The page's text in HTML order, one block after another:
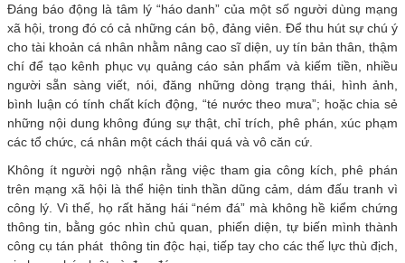
Đáng báo động là tâm lý “háo danh” của một số người dùng mạng
xã hội, trong đó có cả những cán bộ, đảng viên. Để thu hút sự chú ý
cho tài khoản cá nhân nhằm nâng cao sĩ diện, uy tín bản thân, thậm
chí để tạo kênh phục vụ quảng cáo sản phẩm và kiếm tiền, nhiều
người sẵn sàng viết, nói, đăng những dòng trạng thái, hình ảnh,
bình luận có tính chất kích động, “té nước theo mưa”; hoặc chia sẻ
những nội dung không đúng sự thật, chỉ trích, phê phán, xúc phạm
các tổ chức, cá nhân một cách thái quá và vô căn cứ.
Không ít người ngộ nhận rằng việc tham gia công kích, phê phán
trên mạng xã hội là thể hiện tinh thần dũng cảm, dám đấu tranh vì
công lý. Vì thế, họ rất hăng hái “ném đá” mà không hề kiểm chứng
thông tin, bằng góc nhìn chủ quan, phiến diện, tự biến mình thành
công cụ tán phát thông tin độc hại, tiếp tay cho các thế lực thù địch,